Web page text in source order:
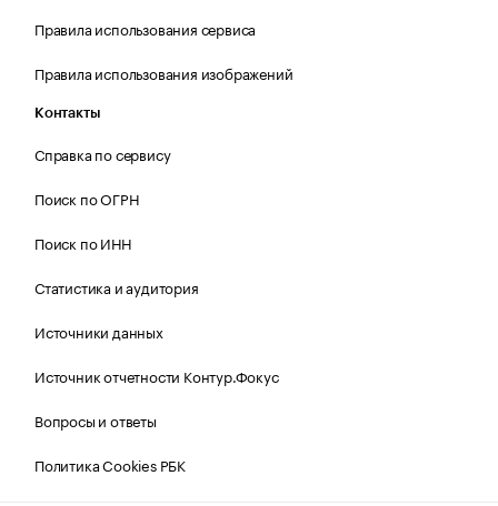
Правила использования сервиса
Правила использования изображений
Контакты
Справка по сервису
Поиск по ОГРН
Поиск по ИНН
Статистика и аудитория
Источники данных
Источник отчетности Контур.Фокус
Вопросы и ответы
Политика Cookies РБК